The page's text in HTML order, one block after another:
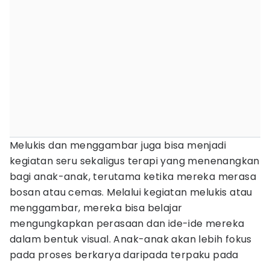
Melukis dan menggambar juga bisa menjadi
kegiatan seru sekaligus terapi yang menenangkan
bagi anak-anak, terutama ketika mereka merasa
bosan atau cemas. Melalui kegiatan melukis atau
menggambar, mereka bisa belajar
mengungkapkan perasaan dan ide-ide mereka
dalam bentuk visual. Anak-anak akan lebih fokus
pada proses berkarya daripada terpaku pada